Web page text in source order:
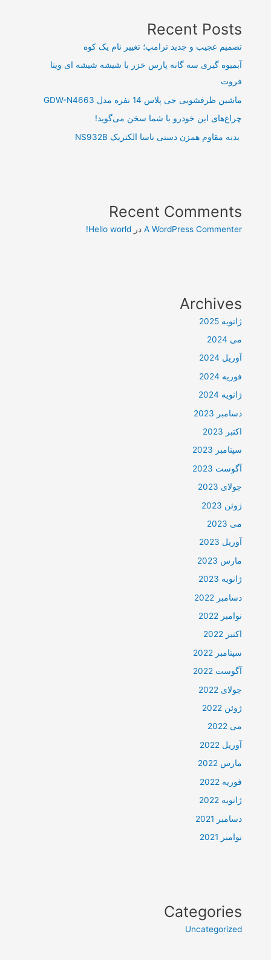
Recent Posts
تصمیم عجیب و جدید ترامپ؛ تغییر نام یک کوه
آبمیوه گیری سه گانه پارس خزر با شیشه شیشه ای ویتا
فروت
ماشین ظرفشویی جی پلاس 14 نفره مدل GDW-N4663
چراغ‌های این خودرو با شما سخن می‌گوید!
بدنه مقاوم همزن دستی ناسا الکتریک NS932B
Recent Comments
A WordPress Commenter درHello world!
Archives
ژانویه 2025
می 2024
آوریل 2024
فوریه 2024
ژانویه 2024
دسامبر 2023
اکتبر 2023
سپتامبر 2023
آگوست 2023
جولای 2023
ژوئن 2023
می 2023
آوریل 2023
مارس 2023
ژانویه 2023
دسامبر 2022
نوامبر 2022
اکتبر 2022
سپتامبر 2022
آگوست 2022
جولای 2022
ژوئن 2022
می 2022
آوریل 2022
مارس 2022
فوریه 2022
ژانویه 2022
دسامبر 2021
نوامبر 2021
Categories
Uncategorized